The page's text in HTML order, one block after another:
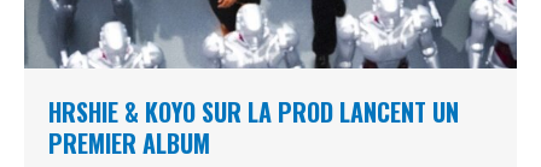
HRSHIE & KOYO SUR LA PROD LANCENT UN
PREMIER ALBUM